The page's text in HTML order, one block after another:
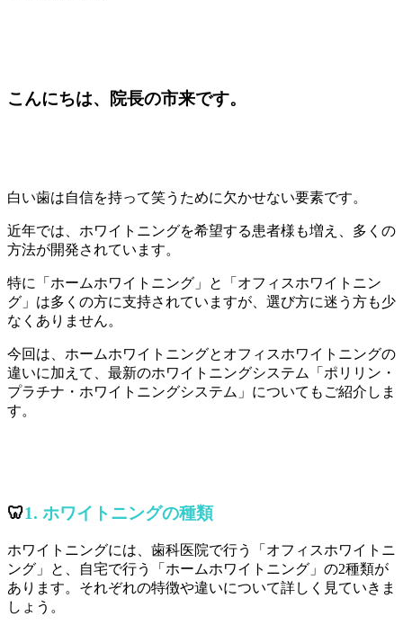
こんにちは、院長の市来です。
白い歯は自信を持って笑うために欠かせない要素です。
近年では、ホワイトニングを希望する患者様も増え、多くの
方法が開発されています。
特に「ホームホワイトニング」と「オフィスホワイトニン
グ」は多くの方に支持されていますが、選び方に迷う方も少
なくありません。
今回は、ホームホワイトニングとオフィスホワイトニングの
違いに加えて、最新のホワイトニングシステム「ポリリン・
プラチナ・ホワイトニングシステム」についてもご紹介しま
す。
🦷1. ホワイトニングの種類
ホワイトニングには、歯科医院で行う「オフィスホワイトニ
ング」と、自宅で行う「ホームホワイトニング」の2種類が
あります。それぞれの特徴や違いについて詳しく見ていきま
しょう。